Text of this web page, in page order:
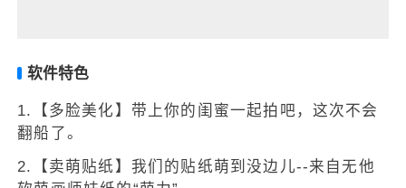
软件特色
1.【多脸美化】带上你的闺蜜一起拍吧，这次不会
翻船了。
2.【卖萌贴纸】我们的贴纸萌到没边儿--来自无他